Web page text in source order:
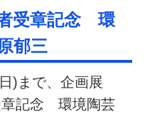
受章記念 環
郁三
)まで、企画展
章記念 環境陶芸